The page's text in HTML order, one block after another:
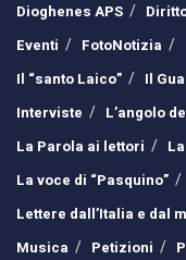
Dioghenes APS
Eventi
FotoNotizia
Il “santo Laico”
Il
Interviste
L’angolo
La Parola ai lettori
La voce di “Pasquino”
Lettere dall’Italia e dal
Musica
Petizioni